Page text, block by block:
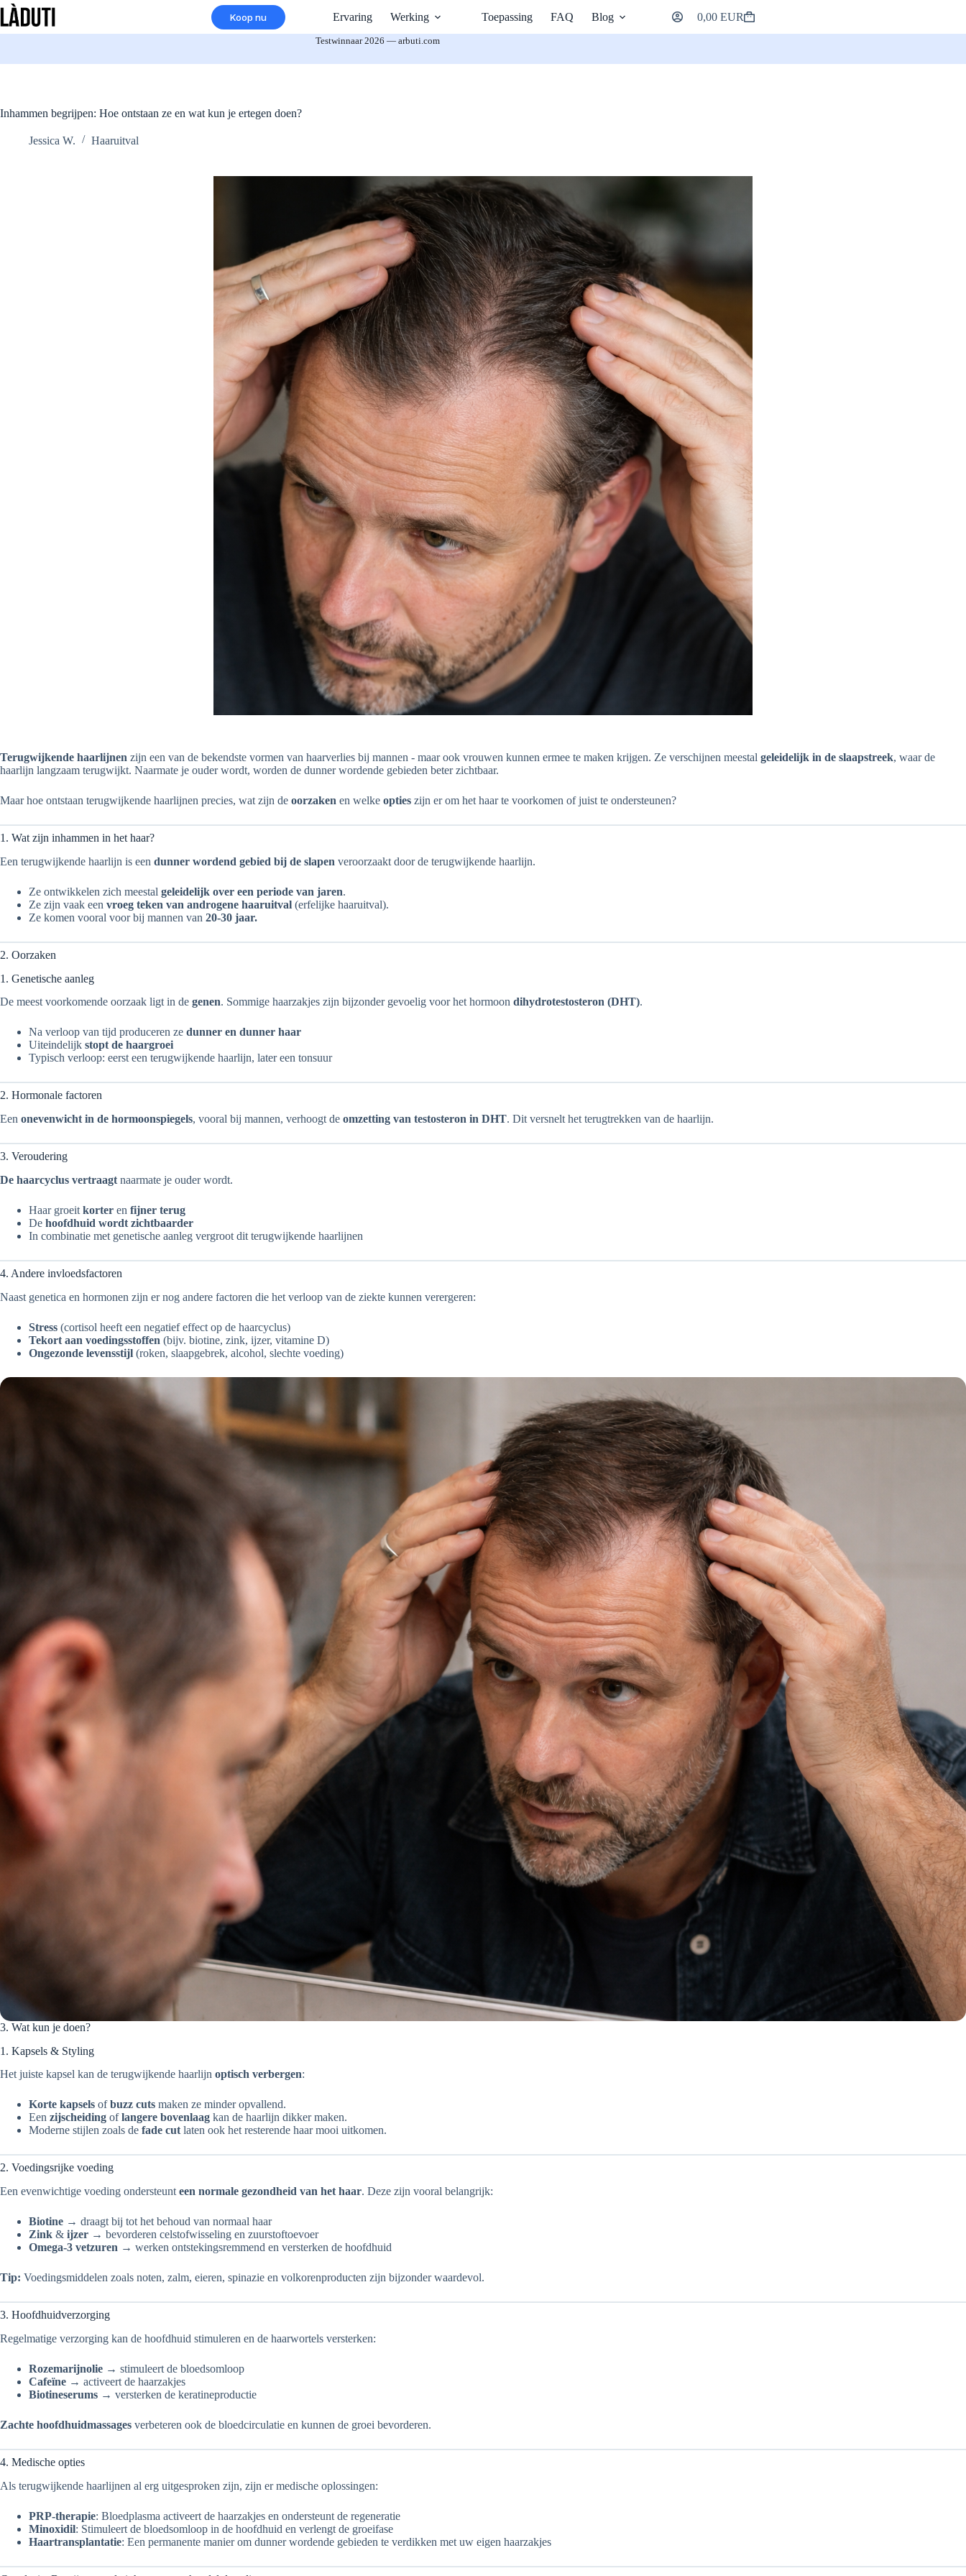
Overslaan
naar
inhoud
Koop nu Ervaring Werking Toepassing FAQ Blog Winkelmandje
0,00 EUR
Testwinnaar 2026 — arbuti.com
Inhammen begrijpen: Hoe ontstaan ze en wat kun je ertegen doen?
Jessica W. Haaruitval
Terugwijkende haarlijnen zijn een van de bekendste vormen van haarverlies bij mannen - maar ook vrouwen kunnen ermee te maken krijgen. Ze verschijnen meestal geleidelijk in de slaapstreek, waar de
haarlijn langzaam terugwijkt. Naarmate je ouder wordt, worden de dunner wordende gebieden beter zichtbaar.
Maar hoe ontstaan terugwijkende haarlijnen precies, wat zijn de oorzaken en welke opties zijn er om het haar te voorkomen of juist te ondersteunen?
1. Wat zijn inhammen in het haar?
Een terugwijkende haarlijn is een dunner wordend gebied bij de slapen veroorzaakt door de terugwijkende haarlijn.
Ze ontwikkelen zich meestal geleidelijk over een periode van jaren.
Ze zijn vaak een vroeg teken van androgene haaruitval (erfelijke haaruitval).
Ze komen vooral voor bij mannen van 20-30 jaar.
2. Oorzaken
1. Genetische aanleg
De meest voorkomende oorzaak ligt in de genen. Sommige haarzakjes zijn bijzonder gevoelig voor het hormoon dihydrotestosteron (DHT).
Na verloop van tijd produceren ze dunner en dunner haar
Uiteindelijk stopt de haargroei
Typisch verloop: eerst een terugwijkende haarlijn, later een tonsuur
2. Hormonale factoren
Een onevenwicht in de hormoonspiegels, vooral bij mannen, verhoogt de omzetting van testosteron in DHT. Dit versnelt het terugtrekken van de haarlijn.
3. Veroudering
De haarcyclus vertraagt naarmate je ouder wordt.
Haar groeit korter en fijner terug
De hoofdhuid wordt zichtbaarder
In combinatie met genetische aanleg vergroot dit terugwijkende haarlijnen
4. Andere invloedsfactoren
Naast genetica en hormonen zijn er nog andere factoren die het verloop van de ziekte kunnen verergeren:
Stress (cortisol heeft een negatief effect op de haarcyclus)
Tekort aan voedingsstoffen (bijv. biotine, zink, ijzer, vitamine D)
Ongezonde levensstijl (roken, slaapgebrek, alcohol, slechte voeding)
3. Wat kun je doen?
1. Kapsels & Styling
Het juiste kapsel kan de terugwijkende haarlijn optisch verbergen:
Korte kapsels ofbuzz cuts maken ze minder opvallend.
Een zijscheiding oflangere bovenlaag kan de haarlijn dikker maken.
Moderne stijlen zoals de fade cut laten ook het resterende haar mooi uitkomen.
2. Voedingsrijke voeding
Een evenwichtige voeding ondersteunt een normale gezondheid van het haar. Deze zijn vooral belangrijk:
Biotine → draagt bij tot het behoud van normaal haar
Zink & ijzer → bevorderen celstofwisseling en zuurstoftoevoer
Omega-3 vetzuren → werken ontstekingsremmend en versterken de hoofdhuid
Tip: Voedingsmiddelen zoals noten, zalm, eieren, spinazie en volkorenproducten zijn bijzonder waardevol.
3. Hoofdhuidverzorging
Regelmatige verzorging kan de hoofdhuid stimuleren en de haarwortels versterken:
Rozemarijnolie → stimuleert de bloedsomloop
Cafeïne → activeert de haarzakjes
Biotineserums → versterken de keratineproductie
Zachte hoofdhuidmassages verbeteren ook de bloedcirculatie en kunnen de groei bevorderen.
4. Medische opties
Als terugwijkende haarlijnen al erg uitgesproken zijn, zijn er medische oplossingen:
PRP-therapie: Bloedplasma activeert de haarzakjes en ondersteunt de regeneratie
Minoxidil: Stimuleert de bloedsomloop in de hoofdhuid en verlengt de groeifase
Haartransplantatie: Een permanente manier om dunner wordende gebieden te verdikken met uw eigen haarzakjes